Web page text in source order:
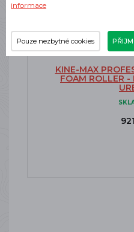
KINE-MAX
FOAM ROLLER -
informace
Pouze nezbytné cookies